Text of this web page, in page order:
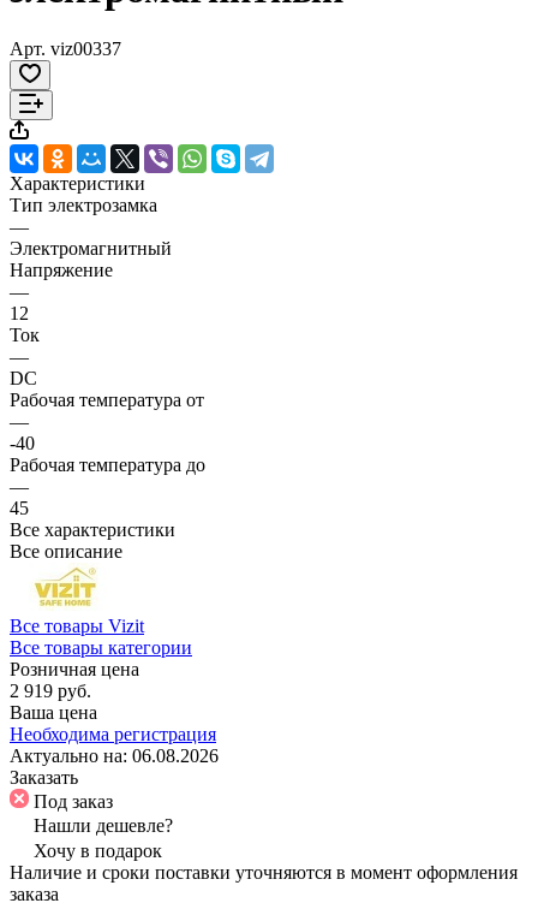
Арт. viz00337
Характеристики
Тип электрозамка
—
Электромагнитный
Напряжение
—
12
Ток
—
DC
Рабочая температура от
—
-40
Рабочая температура до
—
45
Все характеристики
Все описание
Все товары Vizit
Все товары категории
Розничная цена
2 919 руб.
Ваша цена
Необходима регистрация
Актуально на: 06.08.2026
Заказать
Под заказ
Нашли дешевле?
Хочу в подарок
Наличие и сроки поставки уточняются в момент оформления
заказа